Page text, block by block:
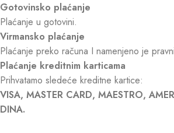
Gotovinsko plaćanje
Plaćanje u gotovini.
Virmansko plaćanje
Plaćanje preko računa I namenjeno je
Plaćanje kreditnim karticama
Prihvatamo sledeće kreditne kartice:
VISA, MASTER CARD, MAESTRO,
DINA.